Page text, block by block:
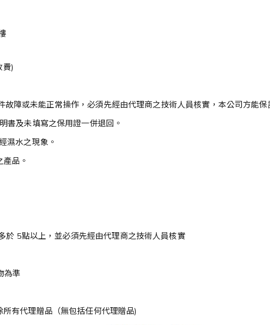
)
障或未能正常操作，必須先經由代理商之技術人員核實，本公司方能保
書及未填寫之保用證一併退回。
濕水之現象。
品。
於 5點以上，並必須先經由代理商之技術人員核實
為準
有代理贈品（無包括任何代理贈品)